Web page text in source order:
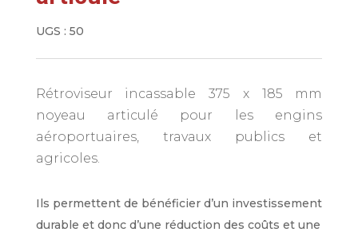
UGS : 50
Rétroviseur incassable 375 x 185 mm
noyeau articulé pour les engins
aéroportuaires, travaux publics et
agricoles.
Ils permettent de bénéficier d’un investissement
durable et donc d’une réduction des coûts et une